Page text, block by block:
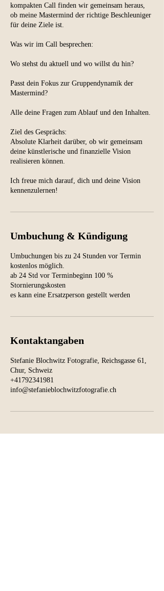
kompakten Call finden wir gemeinsam heraus,
ob meine Mastermind der richtige Beschleuniger
für deine Ziele ist.
Was wir im Call besprechen:
Wo stehst du aktuell und wo willst du hin?
Passt dein Fokus zur Gruppendynamik der
Mastermind?
Alle deine Fragen zum Ablauf und den Inhalten.
Ziel des Gesprächs:
Absolute Klarheit darüber, ob wir gemeinsam
deine künstlerische und finanzielle Vision
realisieren können.
Ich freue mich darauf, dich und deine Vision
kennenzulernen!
Umbuchung & Kündigung
Umbuchungen bis zu 24 Stunden vor Termin
kostenlos möglich.
ab 24 Std vor Terminbeginn 100 %
Stornierungskosten
es kann eine Ersatzperson gestellt werden
Kontaktangaben
Stefanie Blochwitz Fotografie, Reichsgasse 61,
Chur, Schweiz
+41792341981
info@stefanieblochwitzfotografie.ch